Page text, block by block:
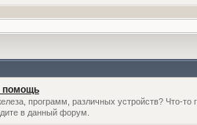
помощь
программ, различных устройств? Что-то
в данный форум.